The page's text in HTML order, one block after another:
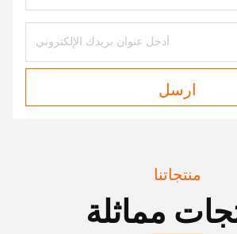
ارسل
منتجاتنا
مماثلة